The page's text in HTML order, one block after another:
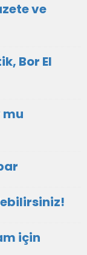
ve
Bor El
mu
için